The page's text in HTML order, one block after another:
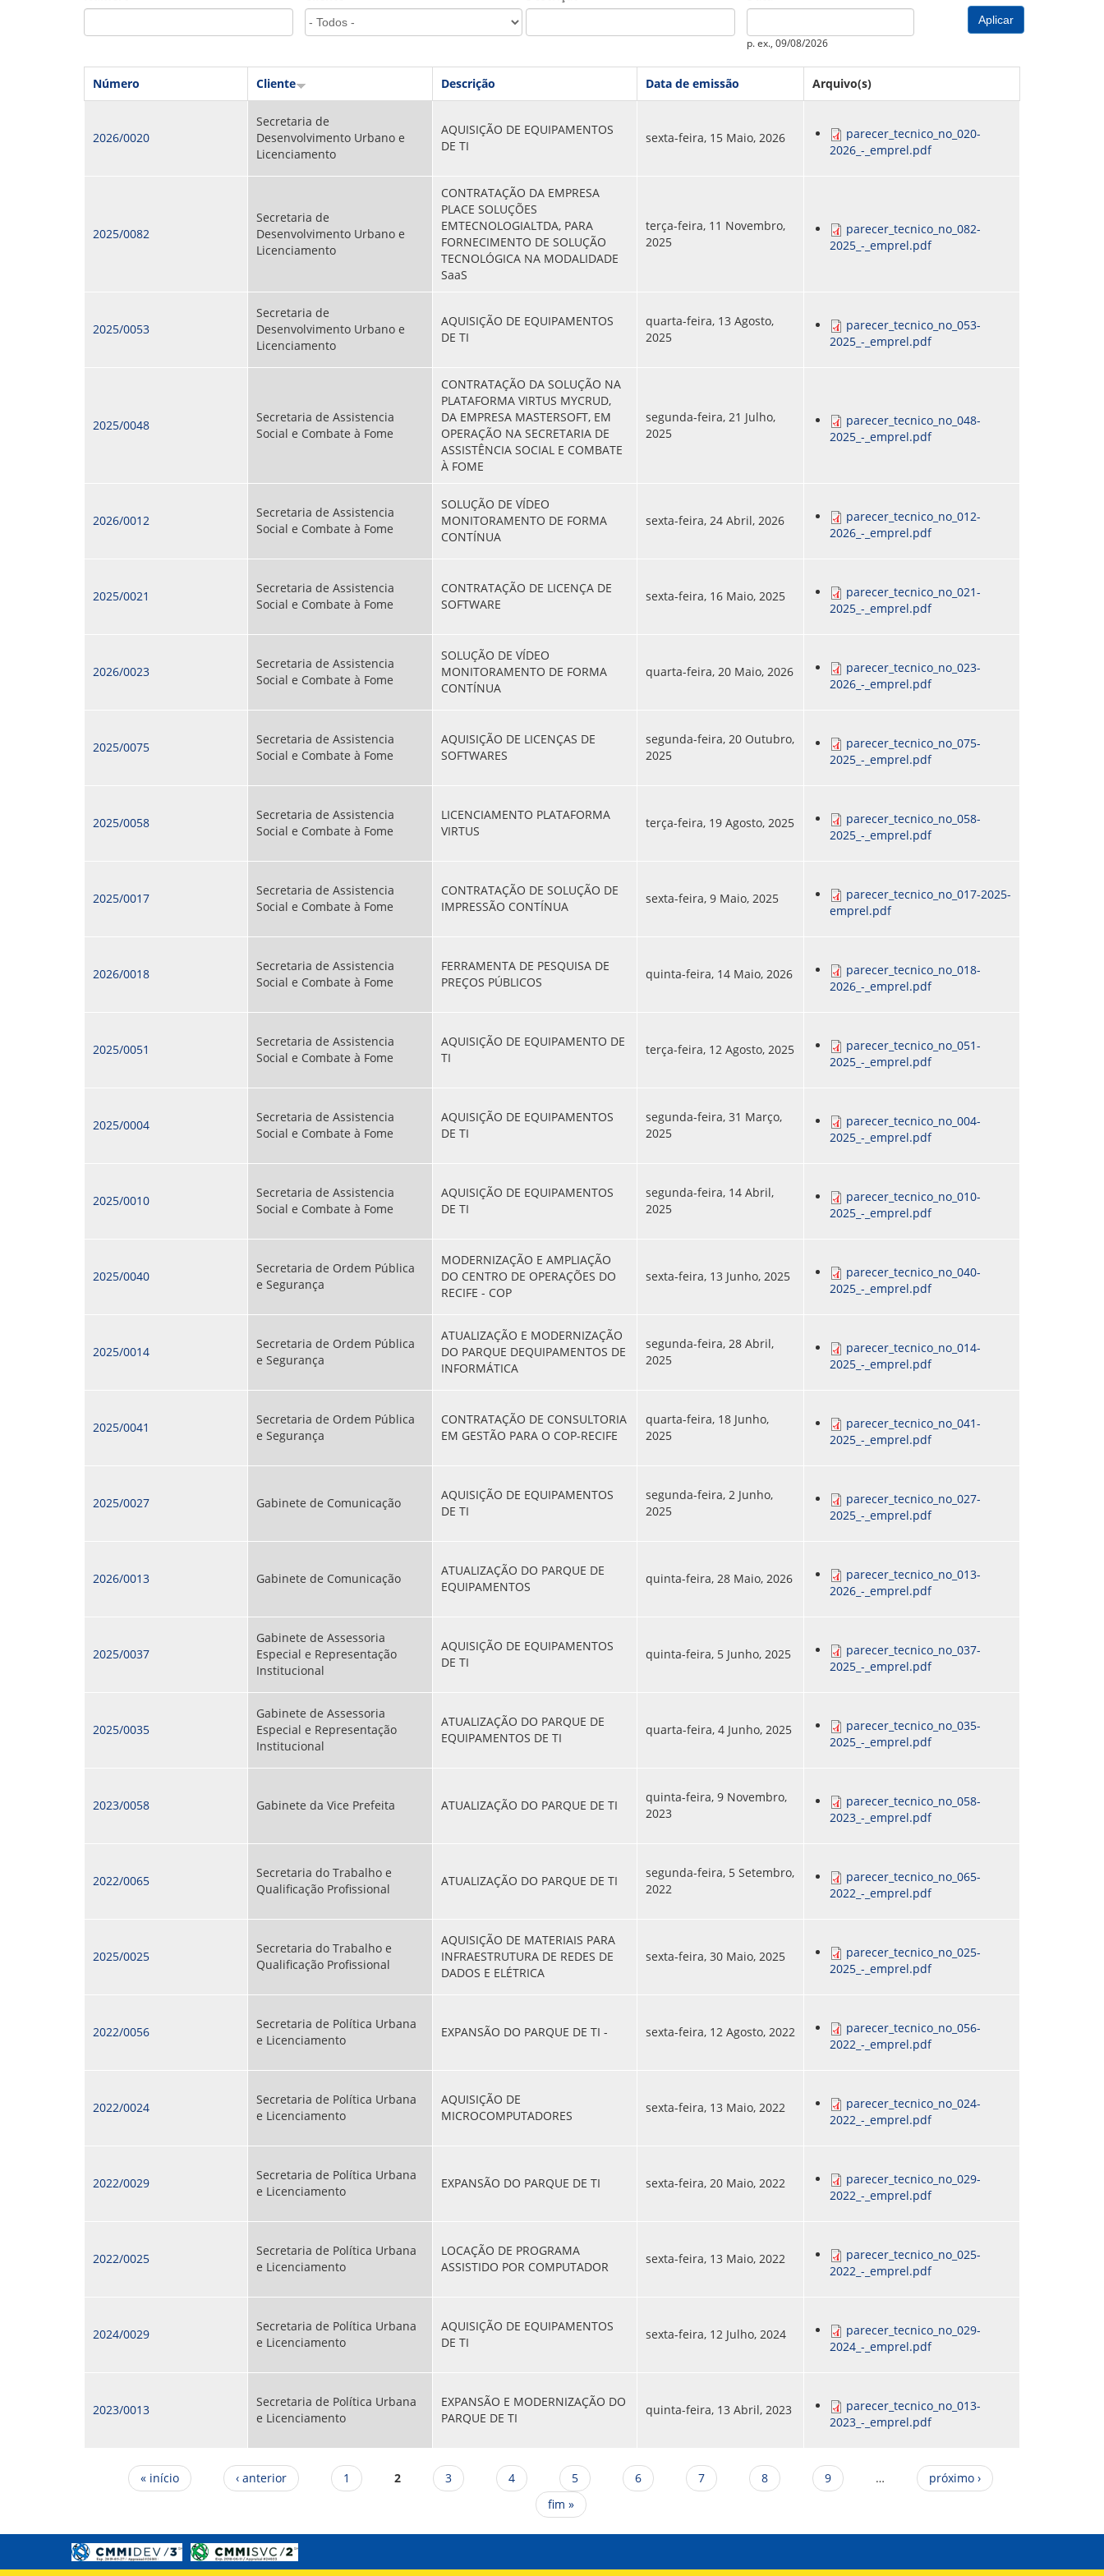
GOVERNANÇA
PPP - PERFIL PROFISSIOGRÁFICO PREVIDENCIÁRIO
PROGRAMA QUALIDADE DE VIDA
SAÚDE DO TRABALHADOR
MODELO
PARECERES TÉCNICOS EMITIDOS
PUBLICAÇÕES
PORTARIAS
RESOLUÇÕES
ATAS DA CIPA
ATAS DO CONSADE
CHAMAMENTOS PÚBLICOS
Date
p. ex., 09/08/2026
Número Cliente Descrição Data de emissão Arquivo(s)
2026/0020
Secretaria de
Desenvolvimento Urbano e
Licenciamento
AQUISIÇÃO DE EQUIPAMENTOS
DE TI
sexta-feira, 15 Maio, 2026
parecer_tecnico_no_020-
2026_-_emprel.pdf
2025/0082
Secretaria de
Desenvolvimento Urbano e
Licenciamento
CONTRATAÇÃO DA EMPRESA
PLACE SOLUÇÕES
EMTECNOLOGIALTDA, PARA
FORNECIMENTO DE SOLUÇÃO
TECNOLÓGICA NA MODALIDADE
SaaS
terça-feira, 11 Novembro,
2025
parecer_tecnico_no_082-
2025_-_emprel.pdf
2025/0053
Secretaria de
Desenvolvimento Urbano e
Licenciamento
AQUISIÇÃO DE EQUIPAMENTOS
DE TI
quarta-feira, 13 Agosto,
2025
parecer_tecnico_no_053-
2025_-_emprel.pdf
2025/0048
Secretaria de Assistencia
Social e Combate à Fome
CONTRATAÇÃO DA SOLUÇÃO NA
PLATAFORMA VIRTUS MYCRUD,
DA EMPRESA MASTERSOFT, EM
OPERAÇÃO NA SECRETARIA DE
ASSISTÊNCIA SOCIAL E COMBATE
À FOME
segunda-feira, 21 Julho,
2025
parecer_tecnico_no_048-
2025_-_emprel.pdf
2026/0012
Secretaria de Assistencia
Social e Combate à Fome
SOLUÇÃO DE VÍDEO
MONITORAMENTO DE FORMA
CONTÍNUA
sexta-feira, 24 Abril, 2026
parecer_tecnico_no_012-
2026_-_emprel.pdf
2025/0021
Secretaria de Assistencia
Social e Combate à Fome
CONTRATAÇÃO DE LICENÇA DE
SOFTWARE
sexta-feira, 16 Maio, 2025
parecer_tecnico_no_021-
2025_-_emprel.pdf
2026/0023
Secretaria de Assistencia
Social e Combate à Fome
SOLUÇÃO DE VÍDEO
MONITORAMENTO DE FORMA
CONTÍNUA
quarta-feira, 20 Maio, 2026
parecer_tecnico_no_023-
2026_-_emprel.pdf
2025/0075
Secretaria de Assistencia
Social e Combate à Fome
AQUISIÇÃO DE LICENÇAS DE
SOFTWARES
segunda-feira, 20 Outubro,
2025
parecer_tecnico_no_075-
2025_-_emprel.pdf
2025/0058
Secretaria de Assistencia
Social e Combate à Fome
LICENCIAMENTO PLATAFORMA
VIRTUS
terça-feira, 19 Agosto, 2025
parecer_tecnico_no_058-
2025_-_emprel.pdf
2025/0017
Secretaria de Assistencia
Social e Combate à Fome
CONTRATAÇÃO DE SOLUÇÃO DE
IMPRESSÃO CONTÍNUA
sexta-feira, 9 Maio, 2025
parecer_tecnico_no_017-2025-
emprel.pdf
2026/0018
Secretaria de Assistencia
Social e Combate à Fome
FERRAMENTA DE PESQUISA DE
PREÇOS PÚBLICOS
quinta-feira, 14 Maio, 2026
parecer_tecnico_no_018-
2026_-_emprel.pdf
2025/0051
Secretaria de Assistencia
Social e Combate à Fome
AQUISIÇÃO DE EQUIPAMENTO DE
TI
terça-feira, 12 Agosto, 2025
parecer_tecnico_no_051-
2025_-_emprel.pdf
2025/0004
Secretaria de Assistencia
Social e Combate à Fome
AQUISIÇÃO DE EQUIPAMENTOS
DE TI
segunda-feira, 31 Março,
2025
parecer_tecnico_no_004-
2025_-_emprel.pdf
2025/0010
Secretaria de Assistencia
Social e Combate à Fome
AQUISIÇÃO DE EQUIPAMENTOS
DE TI
segunda-feira, 14 Abril,
2025
parecer_tecnico_no_010-
2025_-_emprel.pdf
2025/0040
Secretaria de Ordem Pública
e Segurança
MODERNIZAÇÃO E AMPLIAÇÃO
DO CENTRO DE OPERAÇÕES DO
RECIFE - COP
sexta-feira, 13 Junho, 2025
parecer_tecnico_no_040-
2025_-_emprel.pdf
2025/0014
Secretaria de Ordem Pública
e Segurança
ATUALIZAÇÃO E MODERNIZAÇÃO
DO PARQUE DEQUIPAMENTOS DE
INFORMÁTICA
segunda-feira, 28 Abril,
2025
parecer_tecnico_no_014-
2025_-_emprel.pdf
2025/0041
Secretaria de Ordem Pública
e Segurança
CONTRATAÇÃO DE CONSULTORIA
EM GESTÃO PARA O COP-RECIFE
quarta-feira, 18 Junho,
2025
parecer_tecnico_no_041-
2025_-_emprel.pdf
2025/0027 Gabinete de Comunicação
AQUISIÇÃO DE EQUIPAMENTOS
DE TI
segunda-feira, 2 Junho,
2025
parecer_tecnico_no_027-
2025_-_emprel.pdf
2026/0013 Gabinete de Comunicação
ATUALIZAÇÃO DO PARQUE DE
EQUIPAMENTOS
quinta-feira, 28 Maio, 2026
parecer_tecnico_no_013-
2026_-_emprel.pdf
2025/0037
Gabinete de Assessoria
Especial e Representação
Institucional
AQUISIÇÃO DE EQUIPAMENTOS
DE TI
quinta-feira, 5 Junho, 2025
parecer_tecnico_no_037-
2025_-_emprel.pdf
2025/0035
Gabinete de Assessoria
Especial e Representação
Institucional
ATUALIZAÇÃO DO PARQUE DE
EQUIPAMENTOS DE TI
quarta-feira, 4 Junho, 2025
parecer_tecnico_no_035-
2025_-_emprel.pdf
2023/0058 Gabinete da Vice Prefeita ATUALIZAÇÃO DO PARQUE DE TI
quinta-feira, 9 Novembro,
2023
parecer_tecnico_no_058-
2023_-_emprel.pdf
2022/0065
Secretaria do Trabalho e
Qualificação Profissional
ATUALIZAÇÃO DO PARQUE DE TI
segunda-feira, 5 Setembro,
2022
parecer_tecnico_no_065-
2022_-_emprel.pdf
2025/0025
Secretaria do Trabalho e
Qualificação Profissional
AQUISIÇÃO DE MATERIAIS PARA
INFRAESTRUTURA DE REDES DE
DADOS E ELÉTRICA
sexta-feira, 30 Maio, 2025
parecer_tecnico_no_025-
2025_-_emprel.pdf
2022/0056
Secretaria de Política Urbana
e Licenciamento
EXPANSÃO DO PARQUE DE TI - sexta-feira, 12 Agosto, 2022
parecer_tecnico_no_056-
2022_-_emprel.pdf
2022/0024
Secretaria de Política Urbana
e Licenciamento
AQUISIÇÃO DE
MICROCOMPUTADORES
sexta-feira, 13 Maio, 2022
parecer_tecnico_no_024-
2022_-_emprel.pdf
2022/0029
Secretaria de Política Urbana
e Licenciamento
EXPANSÃO DO PARQUE DE TI sexta-feira, 20 Maio, 2022
parecer_tecnico_no_029-
2022_-_emprel.pdf
2022/0025
Secretaria de Política Urbana
e Licenciamento
LOCAÇÃO DE PROGRAMA
ASSISTIDO POR COMPUTADOR
sexta-feira, 13 Maio, 2022
parecer_tecnico_no_025-
2022_-_emprel.pdf
2024/0029
Secretaria de Política Urbana
e Licenciamento
AQUISIÇÃO DE EQUIPAMENTOS
DE TI
sexta-feira, 12 Julho, 2024
parecer_tecnico_no_029-
2024_-_emprel.pdf
2023/0013
Secretaria de Política Urbana
e Licenciamento
EXPANSÃO E MODERNIZAÇÃO DO
PARQUE DE TI
quinta-feira, 13 Abril, 2023
parecer_tecnico_no_013-
2023_-_emprel.pdf
Páginas
« início ‹ anterior 1 2 3 4 5 6 7 8 9 …
próximo ›
fim »